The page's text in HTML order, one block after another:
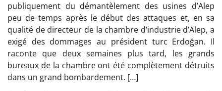
publiquement du démantèlement des usines d’Alep
peu de temps après le début des attaques et, en sa
qualité de directeur de la chambre d’industrie d’Alep, a
exigé des dommages au président turc Erdoğan. Il
raconte que deux semaines plus tard, les grands
bureaux de la chambre ont été complètement détruits
dans un grand bombardement. […]